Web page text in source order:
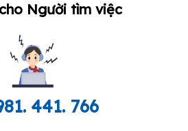
Người tìm việc
441. 766